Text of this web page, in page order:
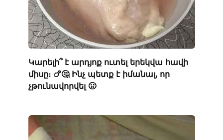
Կարելի՞ է արդյոք ուտել երեկվա հավի
միսը։ 🍗🤔 Ինչ պետք է իմանալ, որ
չթունավորվել 🤢